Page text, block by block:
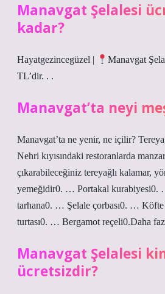
Manavgat Şelalesi
kadar?
Hayatgezincegüzel |
Manavgat
TL’dir. . .
Manavgat’ta neyi
Manavgat’ta ne yenir, ne içilir?
Nehri kıyısındaki restoranlarda
çıkarabileceğiniz tereyağlı kalamar,
yemeğidir0. … Portakal kurabiyesi0.
tarhana0. … Şelale çorbası0. …
turtası0. … Bergamot reçeli0.Daha
Manavgat Şelalesi
ücretsizdir?